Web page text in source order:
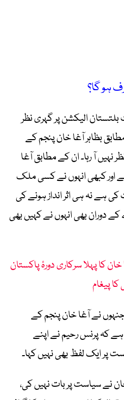
ہو گا؟
الیکشن پر گہری نظر
بظاہر آغا خان پنجم کے
نہیں آ رہا۔ ان کے مطابق آغا
اور کبھی انہوں نے کسی ملک
کی ہے نہ ہی اثر انداز ہونے کی
دوران بھی انہوں نے کہیں بھی
کا پہلا سرکاری دورۂ پاکستان
پیغام
نے آغا خان پنجم کے
کہ پرنس رحیم نے اپنے
پر ایک لفظ بھی نہیں کہا۔
نے سیاست پر بات نہیں کی،